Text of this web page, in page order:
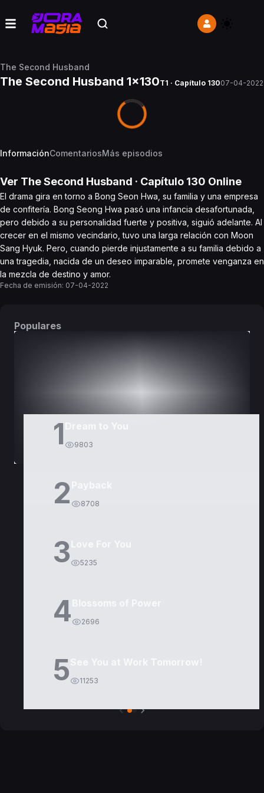
The Second Husband
The Second Husband 1x130T1 · Capítulo 13007-04-2022
InformaciónComentariosMás episodios
Ver The Second Husband · Capítulo 130 Online
El drama gira en torno a Bong Seon Hwa, su familia y una empresa
de confitería. Bong Seong Hwa pasó una infancia desafortunada,
pero debido a su personalidad fuerte y positiva, siguió adelante. Al
crecer en el mismo vecindario, tuvo una larga relación con Moon
Sang Hyuk. Pero, cuando pierde injustamente a su familia debido a
una tragedia, nacida de un deseo imparable, promete venganza en
la mezcla de destino y amor.
Fecha de emisión: 07-04-2022
Populares
1 9803
2 8708
3 5235
4 2696
5 11253